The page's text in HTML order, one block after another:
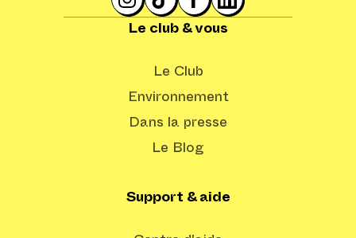
Le club & vous
Le Club
Environnement
Dans la presse
Le Blog
Support & aide